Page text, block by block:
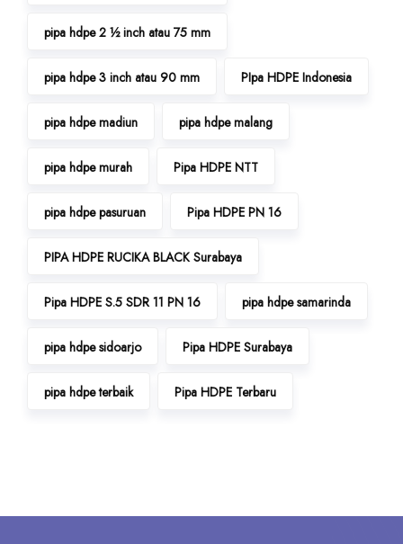
pipa hdpe 2 ½ inch atau 75 mm
pipa hdpe 3 inch atau 90 mm PIpa HDPE Indonesia
pipa hdpe madiun pipa hdpe malang
pipa hdpe murah Pipa HDPE NTT
pipa hdpe pasuruan Pipa HDPE PN 16
PIPA HDPE RUCIKA BLACK Surabaya
Pipa HDPE S.5 SDR 11 PN 16 pipa hdpe samarinda
pipa hdpe sidoarjo Pipa HDPE Surabaya
pipa hdpe terbaik Pipa HDPE Terbaru